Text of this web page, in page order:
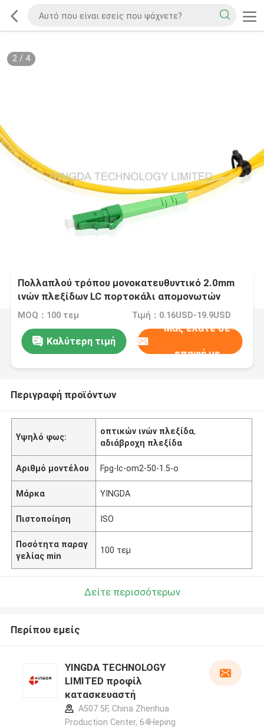
2/ 4
Πολλαπλού τρόπου μονοκατευθυντικό 2.0mm
ινών πλεξίδων LC πορτοκάλι απομονωτών
διαμέτρων LSZH σφιχτό
MOQ：100 τεμ Τιμή：0.16USD-19.9USD
Καλύτερη τιμή
Μας ελάτε σε
επαφή με
Περιγραφή προϊόντων
Υψηλό φως:
οπτικών ινών πλεξίδα,
αδιάβροχη πλεξίδα
Αριθμό μοντέλου Fpg-lc-om2-50-1.5-ο
Μάρκα YINGDA
Πιστοποίηση ISO
Ποσότητα παραγ
γελίας min
100 τεμ
Δείτε περισσότερων
Περίπου εμείς
YINGDA TECHNOLOGY
LIMITED προφίλ
κατασκευαστή
A507 5F, China Zhenhua
Production Center, 64Heping